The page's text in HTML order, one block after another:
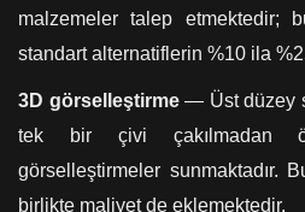
malzemeler talep etmektedir;
standart alternatiflerin %10 ila
3D görselleştirme— Üst düzey
tek bir çivi çakılmadan
görselleştirmeler sunmaktadır.
birlikte maliyet de eklemektedir.